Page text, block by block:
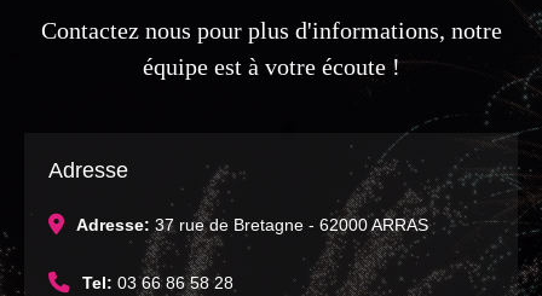
Contactez nous pour plus d'informations, notre
équipe est à votre écoute !
Adresse
Adresse: 37 rue de Bretagne - 62000 ARRAS
Tel: 03 66 86 58 28